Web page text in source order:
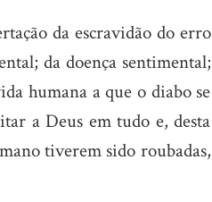
da escravidão do erro
da doença sentimental;
humana a que o diabo se
a Deus em tudo e, desta
tiverem sido roubadas,